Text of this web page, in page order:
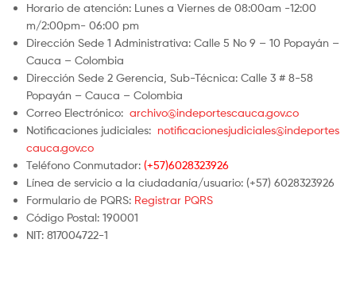
Horario de atención: Lunes a Viernes de 08:00am -12:00
m/2:00pm- 06:00 pm
Dirección Sede 1 Administrativa: Calle 5 No 9 – 10 Popayán –
Cauca – Colombia
Dirección Sede 2 Gerencia, Sub-Técnica: Calle 3 # 8-58
Popayán – Cauca – Colombia
Correo Electrónico: archivo@indeportescauca.gov.co
Notificaciones judiciales: notificacionesjudiciales@indeportes
cauca.gov.co
Teléfono Conmutador: (+57)6028323926
Línea de servicio a la ciudadanía/usuario: (+57) 6028323926
Formulario de PQRS: Registrar PQRS
Código Postal: 190001
NIT: 817004722-1